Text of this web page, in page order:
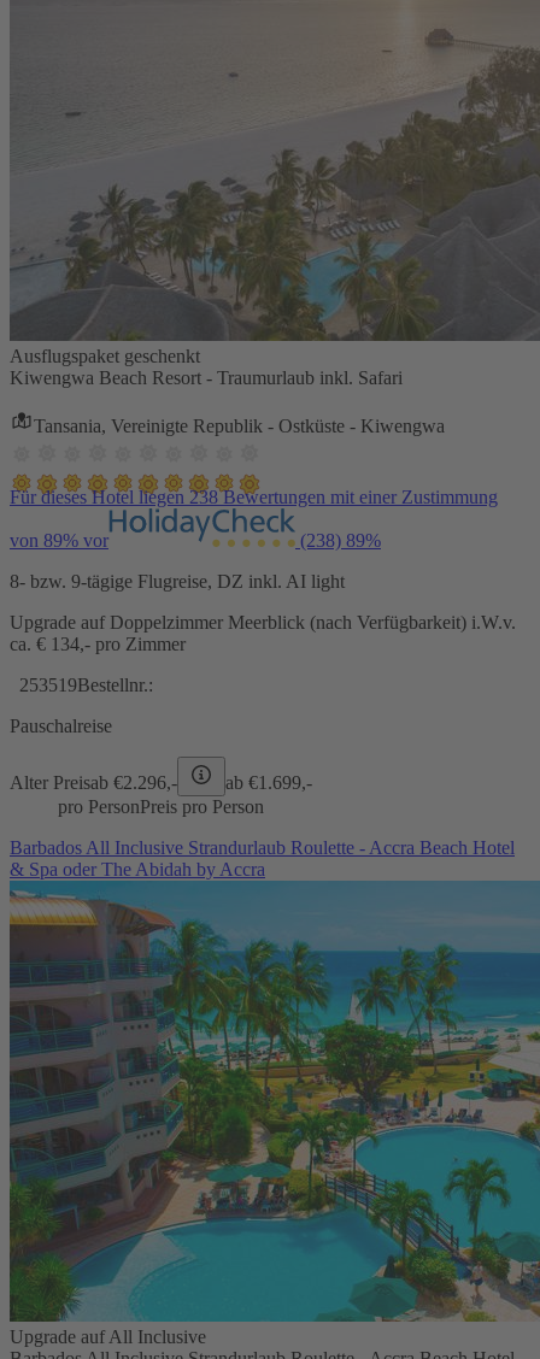
Ausflugspaket geschenkt
Kiwengwa Beach Resort - Traumurlaub inkl. Safari
Tansania, Vereinigte Republik - Ostküste - Kiwengwa
Für dieses Hotel liegen 238 Bewertungen mit einer Zustimmung
von 89% vor (238) 89%
8- bzw. 9-tägige Flugreise, DZ inkl. AI light
Upgrade auf Doppelzimmer Meerblick (nach Verfügbarkeit) i.W.v.
ca. € 134,- pro Zimmer
253519Bestellnr.:
Pauschalreise
Alter Preisab €2.296,- ab €1.699,-
pro PersonPreis pro Person
Barbados All Inclusive Strandurlaub Roulette - Accra Beach Hotel
& Spa oder The Abidah by Accra
Upgrade auf All Inclusive